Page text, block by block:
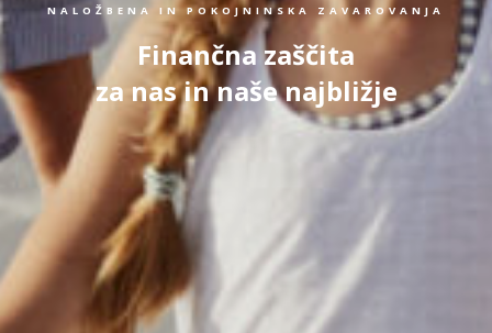
NALOŽBENA IN POKOJNINSKA ZAVAROVANJA
Finančna zaščita
za nas in naše najbližje